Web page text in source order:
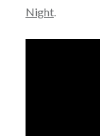
Night.